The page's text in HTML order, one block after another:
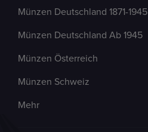
Münzen Deutschland 1871-1945
Münzen Deutschland Ab 1945
Münzen Österreich
Münzen Schweiz
Mehr